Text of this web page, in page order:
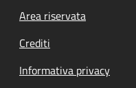
Footer menu
Area riservata
Crediti
Informativa privacy